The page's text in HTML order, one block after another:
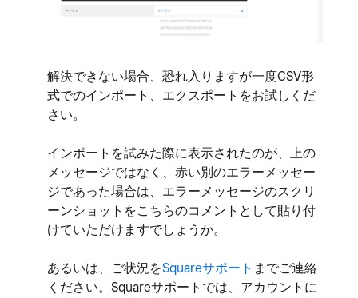
解決できない場合、恐れ入りますが一度CSV形
式でのインポート、エクスポートをお試しくだ
さい。
インポートを試みた際に表示されたのが、上の
メッセージではなく、赤い別のエラーメッセー
ジであった場合は、エラーメッセージのスクリ
ーンショットをこちらのコメントとして貼り付
けていただけますでしょうか。
あるいは、ご状況をSquareサポート までご連絡
ください。Squareサポートでは、アカウントに